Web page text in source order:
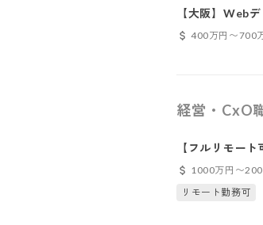
【大阪】Web
400万円〜700
経営・CxO
【フルリモー
／上場企業のAI
1000万円〜
リモート勤務可